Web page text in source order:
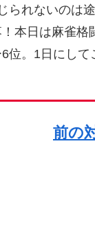
られないのは
本日は麻雀
位。1日にし
前の